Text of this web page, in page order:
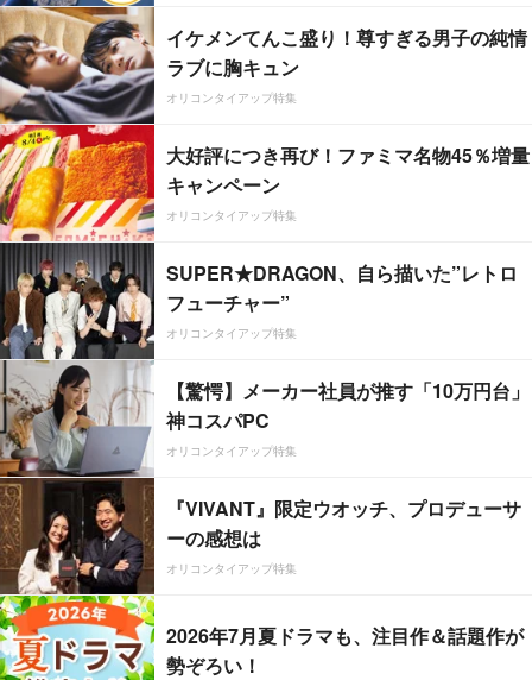
イケメンてんこ盛り！尊すぎる男子の純情
ラブに胸キュン
オリコンタイアップ特集
大好評につき再び！ファミマ名物45％増量
キャンペーン
オリコンタイアップ特集
SUPER★DRAGON、自ら描いた”レトロ
フューチャー”
オリコンタイアップ特集
【驚愕】メーカー社員が推す「10万円台」
神コスパPC
オリコンタイアップ特集
『VIVANT』限定ウオッチ、プロデューサ
ーの感想は
オリコンタイアップ特集
2026年7月夏ドラマも、注目作＆話題作が
勢ぞろい！